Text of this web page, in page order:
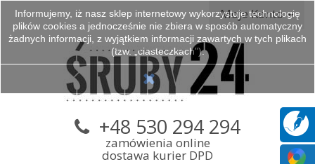
Moje Konto
+48 530 294 294
zamówienia online
dostawa kurier DPD
Informujemy, iż nasz sklep internetowy wykorzystuje technologię
plików cookies a jednocześnie nie zbiera w sposób automatyczny
żadnych informacji, z wyjątkiem informacji zawartych w tych plikach
(tzw. „ciasteczkach”).